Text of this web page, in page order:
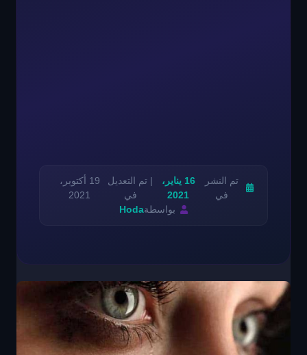
تم النشر
في
16 يناير،
2021
| تم التعديل
في
19 أكتوبر،
2021
بواسطةHoda